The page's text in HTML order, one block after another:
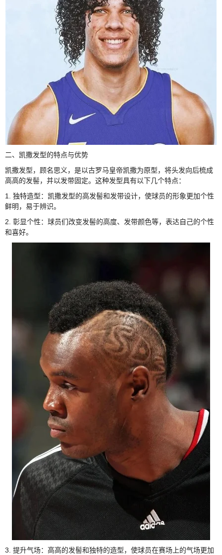
二、凯撒发型的特点与优势
凯撒发型，顾名思义，是以古罗马皇帝凯撒为原型，将头发向后梳成
高高的发髻，并以发带固定。这种发型具有以下几个特点：
1. 独特造型：凯撒发型的高发髻和发带设计，使球员的形象更加个性
鲜明，易于辨识。
2. 彰显个性：球员们改变发髻的高度、发带颜色等，表达自己的个性
和喜好。
3. 提升气场：高高的发髻和独特的造型，使球员在赛场上的气场更加